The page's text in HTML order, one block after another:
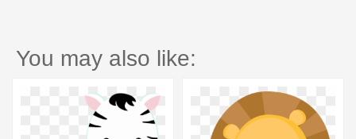
You may also like: